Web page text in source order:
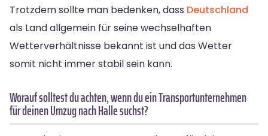
Trotzdem sollte man bedenken, dass Deutschland
als Land allgemein für seine wechselhaften
Wetterverhältnisse bekannt ist und das Wetter
somit nicht immer stabil sein kann.
Worauf solltest du achten, wenn du ein Transportunternehmen
für deinen Umzug nach Halle suchst?